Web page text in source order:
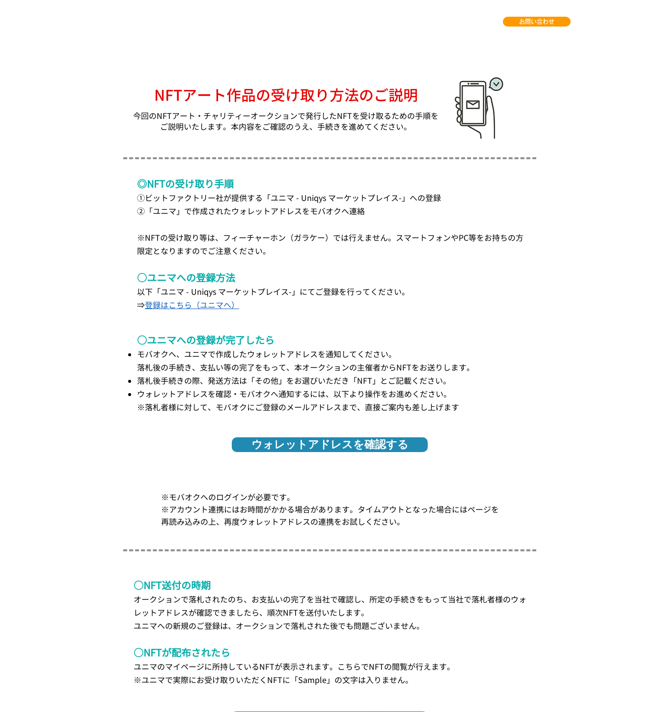
お問い合わせ
NFTアート作品の受け取り方法のご説明
今回のNFTアート・チャリティーオークションで発行したNFTを受け取るための手順を
ご説明いたします。本内容をご確認のうえ、手続きを進めてください。
◎NFTの受け取り手順
①ビットファクトリー社が提供する「ユニマ - Uniqys マーケットプレイス-」への登録
②「ユニマ」で作成されたウォレットアドレスをモバオクへ連絡
※NFTの受け取り等は、フィーチャーホン（ガラケー）では行えません。スマートフォンやPC等をお持ちの方
限定となりますのでご注意ください。
○ユニマへの登録方法
以下「ユニマ - Uniqys マーケットプレイス-」にてご登録を行ってください。
​⇒登録はこちら（ユニマへ）
○ユニマへの登録が完了したら
モバオクへ、ユニマで作成したウォレットアドレスを通知してください。
落札後の手続き、支払い等の完了をもって、本オークションの主催者からNFTをお送りします。
落札後手続きの際、発送方法は「その他」をお選びいただき「NFT」とご記載ください。
ウォレットアドレスを確認・モバオクへ通知するには、以下より操作をお進めください。
※落札者様に対して、モバオクにご登録のメールアドレスまで、直接ご案内も差し上げます
ウォレットアドレスを確認する
※モバオクへのログインが必要です。
※アカウント連携にはお時間がかかる場合があります。タイムアウトとなった場合にはページを
再読み込みの上、再度ウォレットアドレスの連携をお試しください。
○NFT送付の時期
オークションで落札されたのち、お支払いの完了を当社で確認し、所定の手続きをもって当社で落札者様のウォ
レットアドレスが確認できましたら、順次NFTを送付いたします。
ユニマへの新規のご登録は、オークションで落札された後でも問題ございません。
○NFTが配布されたら
ユニマのマイページに所持しているNFTが表示されます。こちらでNFTの閲覧が行えます。
※ユニマで実際にお受け取りいただくNFTに「Sample」の文字は入りません。